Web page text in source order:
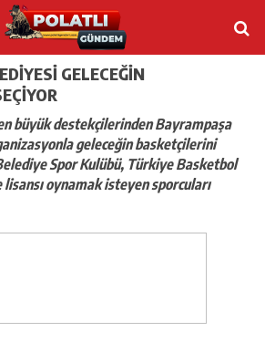
GELECEĞIN
büyük destekçilerinden Bayrampaşa
geleceğin basketçilerini
Spor Kulübü, Türkiye Basketbol
oynamak isteyen sporcuları